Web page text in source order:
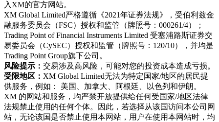
入XM的官方网站。
XM Global Limited严格遵循《2021年证券法规》，受伯利兹金
融服务委员会（FSC）授权和监管（牌照号：000261/4）；
Trading Point of Financial Instruments Limited 受塞浦路斯证券交
易委员会（CySEC）授权和监管（牌照号：120/10），并均是
Trading Point Group旗下公司。
风险提示： 交易涉及高风险，可能对您的投资成本造成亏损。
受限地区： XM Global Limited无法为特定国家/地区的居民提
供服务，例如： 美国、加拿大、阿根廷、以色列和伊朗。
XM 的网站和服务，均严禁开放提供给任何受国家/地区法律
法规禁止使用的任何个体。因此，若选择从该国访问本公司网
站，无论该国是否禁止使用本网站，用户在使用本网站时，均